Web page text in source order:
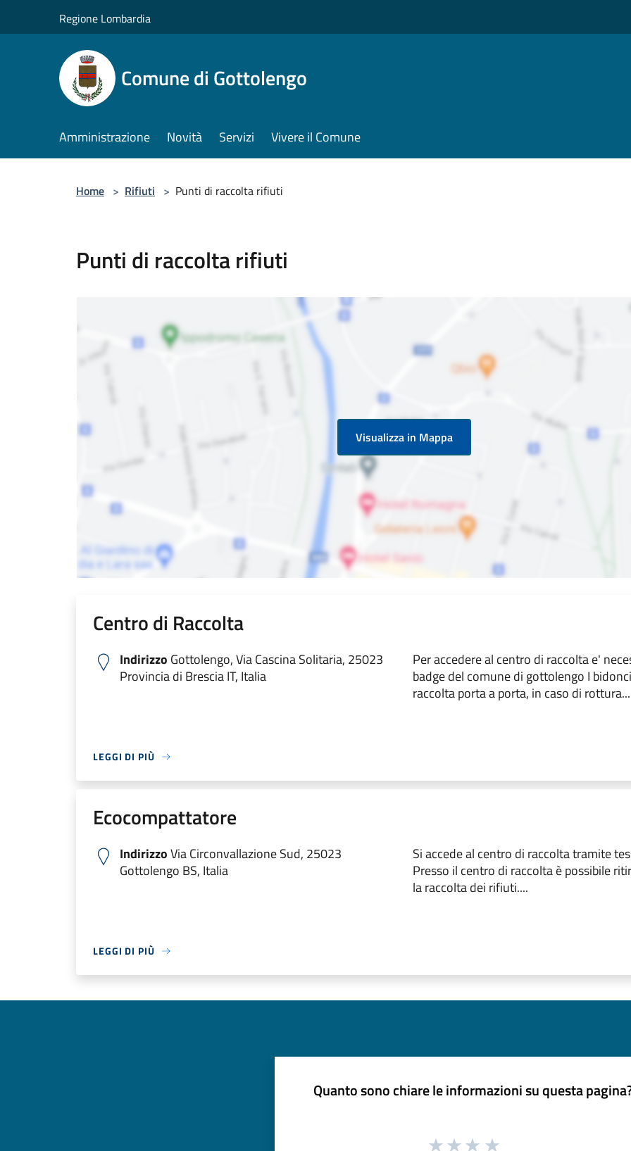
Regione Lombardia
Comune di Gottolengo
Amministrazione Novità Servizi Vivere il Comune
Home > Rifiuti > Punti di raccolta rifiuti
Punti di raccolta rifiuti
Visualizza in Mappa
Centro di Raccolta
Indirizzo Gottolengo, Via Cascina Solitaria, 25023
Provincia di Brescia IT, Italia
Per accedere al centro di raccolta e'
badge del comune di gottolengo I
raccolta porta a porta, in caso di rottura...
LEGGI DI PIÙ
Ecocompattatore
IndirizzoVia Circonvallazione Sud, 25023
Gottolengo BS, Italia
Si accede al centro di raccolta tramite
Presso il centro di raccolta è possibile
la raccolta dei rifiuti....
LEGGI DI PIÙ
Quanto sono chiare le informazioni su questa